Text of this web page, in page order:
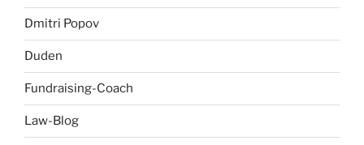
Dmitri Popov
Duden
Fundraising-Coach
Law-Blog